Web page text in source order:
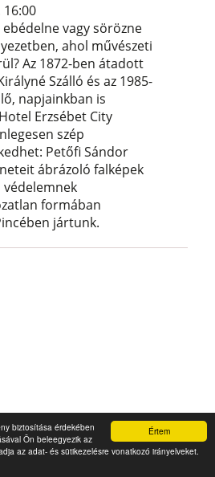
Értem
biztosítása érdekében
Ön beleegyezik az
az adat- és sütikezelésre vonatkozó irányelveket.
16:00
vagy sörözne
ahol művészeti
Az 1872-ben átadott
Szálló és az 1985-
napjainkban is
Erzsébet City
szép
Petőfi Sándor
ábrázoló falképek
védelemnek
formában
jártunk.
rangú magyar